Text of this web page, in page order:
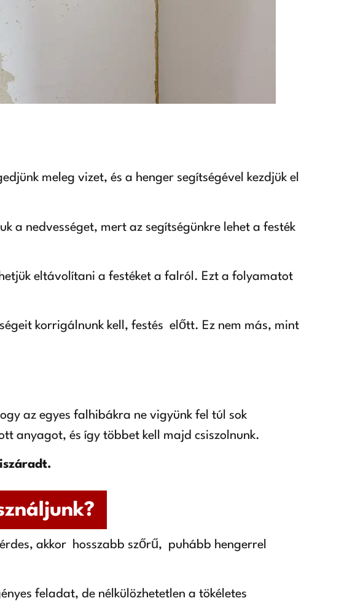
meleg vizet, és a henger segítségével kezdjük el
a nedvességet, mert az segítségünkre lehet a festék
eltávolítani a festéket a falról. Ezt a folyamatot
korrigálnunk kell, festés előtt. Ez nem más, mint
az egyes falhibákra ne vigyünk fel túl sok
anyagot, és így többet kell majd csiszolnunk.
akkor hosszabb szőrű, puhább hengerrel
feladat, de nélkülözhetetlen a tökéletes